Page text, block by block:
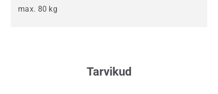
max. 80 kg
Tarvikud